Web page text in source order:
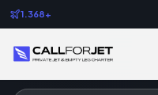
1.368+